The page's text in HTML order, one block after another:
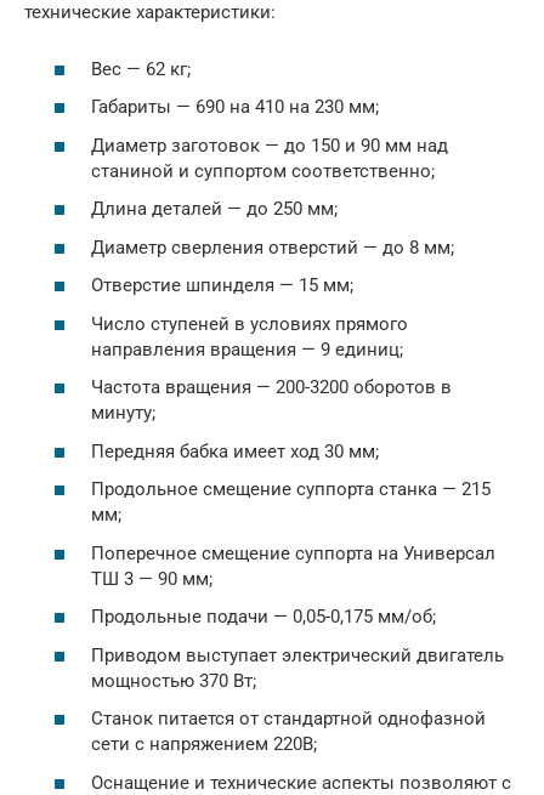
технические характеристики:
Вес — 62 кг;
Габариты — 690 на 410 на 230 мм;
Диаметр заготовок — до 150 и 90 мм над
станиной и суппортом соответственно;
Длина деталей — до 250 мм;
Диаметр сверления отверстий — до 8 мм;
Отверстие шпинделя — 15 мм;
Число ступеней в условиях прямого
направления вращения — 9 единиц;
Частота вращения — 200-3200 оборотов в
минуту;
Передняя бабка имеет ход 30 мм;
Продольное смещение суппорта станка — 215
мм;
Поперечное смещение суппорта на Универсал
ТШ 3 — 90 мм;
Продольные подачи — 0,05-0,175 мм/об;
Приводом выступает электрический двигатель
мощностью 370 Вт;
Станок питается от стандартной однофазной
сети с напряжением 220В;
Оснащение и технические аспекты позволяют с